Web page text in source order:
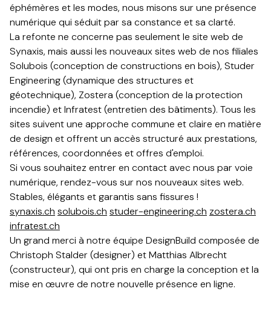
éphémères et les modes, nous misons sur une présence
numérique qui séduit par sa constance et sa clarté.​​​​‌ ‍ ​‍​‍‌‍ ‌ ​‍‌‍‍‌‌‍‌ ‌‍‍‌‌‍ ‍​‍​‍​ ‍‍​‍​‍‌ ​ ‌‍​‌‌‍ ‍‌‍‍‌‌ ‌​‌ ‍‌​‍ ‍‌‍‍‌‌‍ ​‍​‍​‍ ​​‍​‍‌‍‍​‌ ​‍‌‍‌‌‌‍‌‍​‍​‍​ ‍‍​‍​‍‌‍‍​‌ ‌​‌ ‌​‌ ​​​ ‍‍​‍ ​‍ ‌‍ ​‌‍ ‌‍​ ‌‍​‌‌‍ ​‌‍‍​‌‍ ‌ ​ ‌ ‌​​ ‍‍​ ​ ​ ​ ​ ​ ​ ​ ​‍ ‌‍‍‌‌‍ ‍‌ ‌​‌‍‌‌‌‍ ‍‌ ‌​​‍ ‌‍‌‌‌‍‌​‌‍‍‌‌ ‌​​‍ ‌‍ ‌‌‍ ‌‍‌​‌‍‌‌​ ‌‌ ​​‌ ​‍‌‍‌‌‌ ​ ‌‍‌‌‌‍ ‍‌ ‌​‌‍​‌‌ ‌​‌‍‍‌‌‍ ‌‍ ‍​ ‍ ‌‍‍‌‌‍‌​​ ‌​ ‌​‌‍​‌​ ‌‍​ ​​​ ‌ ​ ​ ‌‍​ ‌‍​‌​‍ ‌‌‍​‍​ ‌​‌‍‌‌‌‍​ ​‍ ‌​ ‌​​ ‌‌‌‍‌​​ ​ ​‍ ‌​ ‍​​ ​‍​ ‌ ​ ​​​‍ ‌‌‍‌‌​ ​​​ ‍​‌‍‌‌‌‍‌‌‌‍​ ​ ‌​‌‍​‍​ ‌​​ ‌ ‌‍​‍‌‍‌​​ ‍ ‌ ‌​‌ ‍‌‌ ​​‌‍‌‌​ ‌‌‍ ‍‌‍‌‌‌ ‌ ‌ ​ ​ ‍ ‌ ​​‌‍​‌‌ ‌​‌‍‍​​ ‌‌ ​‍‌‍‍‌‌‍​ ‌‍‍​‌‌‌​‌‍‌‌‌ ‍​‌ ‌​​‍‌‌​ ‌‌‌​​‍‌‌ ‌‍‍ ‌‍‌‌‌ ‍‌​‍‌‌​ ​ ‌​‌​​‍‌‌​ ​ ‌​‌​​‍‌‌​ ​‍​ ​‍‌‍‌‍‌ ​‍​‍‌‌​ ​‍​ ​‍​‍‌‌​ ‌‌‌​‌​​‍ ‍‌ ‌‍‌‍​‌‌‍ ​‌ ‌‌‌‍‌‌​‍‌‌​ ‌‌‌​​‍‌‌ ‌‍‍ ‌‍‌‌‌ ‍‌​‍‌‌​ ​ ‌​‌​​‍‌‌​ ​ ‌​‌​​‍‌‌​ ​‍​ ​‍​ ​​​ ‍​​ ​‍‌‍​‍​ ‌‍​ ‌‌‌‍​ ‌‍‌​​ ‍‌‌‍‌‍​ ‍​​ ‌​​‍‌‌​ ​‍​ ​‍​‍‌‌​ ‌‌‌​‌​​‍ ‍‌‍​ ‌‍‍​‌‍‍‌‌‍ ​‌‍‌​‌ ​‍‌‍‌‌‌‍ ‍​‍‌‌​ ‌‌‌​​‍‌‌ ‌‍‍ ‌‍‌‌‌ ‍‌​‍‌‌​ ​ ‌​‌​​‍‌‌​ ​ ‌​‌​​‍‌‌​ ​‍​ ​‍​ ​‍​ ‌‍​ ‌‍​ ‍​​ ‍​‌‍​‍​ ‌‌​ ‍​‌‍‌‌​ ‌​‌‍‌‍​ ‍​​‍‌‌​ ​‍​ ​‍​‍‌‌​ ‌‌‌​‌​​‍ ‍‌ ‌​‌‍‌‌‌ ‍​‌ ‌​​ ‌‍​‍‌‍​‌‌ ​ ‌‍‌‌‌‌‌‌‌ ​‍‌‍ ​​ ‌‌‍‍​‌ ‌​‌ ‌​‌ ​​​‍‌‌​ ​ ‌​​‌​‍‌‌​ ​‍‌​‌‍​‍‌‌​ ​‍‌​‌‍‌‍ ​‌‍ ‌‍​ ‌‍​‌‌‍ ​‌‍‍​‌‍ ‌ ​ ‌ ‌​​‍‌‌​ ​ ‌​​‌​ ​ ​ ​ ​ ​ ​ ​ ​‍‌‍‌‍‍‌‌‍‌​​ ‌​ ‌​‌‍​‌​ ‌‍​ ​​​ ‌ ​ ​ ‌‍​ ‌‍​‌​‍ ‌‌‍​‍​ ‌​‌‍‌‌‌‍​ ​‍ ‌​ ‌​​ ‌‌‌‍‌​​ ​ ​‍ ‌​ ‍​​ ​‍​ ‌ ​ ​​​‍ ‌‌‍‌‌​ ​​​ ‍​‌‍‌‌‌‍‌‌‌‍​ ​ ‌​‌‍​‍​ ‌​​ ‌ ‌‍​‍‌‍‌​​‍‌‍‌ ‌​‌ ‍‌‌ ​​‌‍‌‌​ ‌‌‍ ‍‌‍‌‌‌ ‌ ‌ ​ ​‍‌‍‌ ​​‌‍​‌‌ ‌​‌‍‍​​ ‌‌ ​‍‌‍‍‌‌‍​ ‌‍‍​‌‌‌​‌‍‌‌‌ ‍​‌ ‌​​‍‌‌​ ‌‌‌​​‍‌‌ ‌‍‍ ‌‍‌‌‌ ‍‌​‍‌‌​ ​ ‌​‌​​‍‌‌​ ​ ‌​‌​​‍‌‌​ ​‍​ ​‍‌‍‌‍‌ ​‍​‍‌‌​ ​‍​ ​‍​‍‌‌​ ‌‌‌​‌​​‍ ‍‌ ‌‍‌‍​‌‌‍ ​‌ ‌‌‌‍‌‌​‍‌‌​ ‌‌‌​​‍‌‌ ‌‍‍ ‌‍‌‌‌ ‍‌​‍‌‌​ ​ ‌​‌​​‍‌‌​ ​ ‌​‌​​‍‌‌​ ​‍​ ​‍​ ​​​ ‍​​ ​‍‌‍​‍​ ‌‍​ ‌‌‌‍​ ‌‍‌​​ ‍‌‌‍‌‍​ ‍​​ ‌​​‍‌‌​ ​‍​ ​‍​‍‌‌​ ‌‌‌​‌​​‍ ‍‌‍​ ‌‍‍​‌‍‍‌‌‍ ​‌‍‌​‌ ​‍‌‍‌‌‌‍ ‍​‍‌‌​ ‌‌‌​​‍‌‌ ‌‍‍ ‌‍‌‌‌ ‍‌​‍‌‌​ ​ ‌​‌​​‍‌‌​ ​ ‌​‌​​‍‌‌​ ​‍​ ​‍​ ​‍​ ‌‍​ ‌‍​ ‍​​ ‍​‌‍​‍​ ‌‌​ ‍​‌‍‌‌​ ‌​‌‍‌‍​ ‍​​‍‌‌​ ​‍​ ​‍​‍‌‌​ ‌‌‌​‌​​‍ ‍‌ ‌​‌‍‌‌‌ ‍​‌ ‌​​‍‌‍‌ ​​‌‍‌‌‌ ​‍‌ ​ ‌ ​​‌‍‌‌‌‍​ ‌ ‌​‌‍‍‌‌ ‌‍‌‍‌‌​ ‌‌ ​​‌ ‌‌‌‍​‍‌‍ ​‌‍‍‌‌ ​ ‌‍‍​‌‍‌‌‌‍‌​​‍​‍‌ ‌
La refonte ne concerne pas seulement le site web de
Synaxis, mais aussi les nouveaux sites web de nos filiales
Solubois (conception de constructions en bois), Studer
Engineering (dynamique des structures et
géotechnique), Zostera (conception de la protection
incendie) et Infratest (entretien des bâtiments). Tous les
sites suivent une approche commune et claire en matière
de design et offrent un accès structuré aux prestations,
références, coordonnées et offres d'emploi.​​​​‌ ‍ ​‍​‍‌‍ ‌ ​‍‌‍‍‌‌‍‌ ‌‍‍‌‌‍ ‍​‍​‍​ ‍‍​‍​‍‌ ​ ‌‍​‌‌‍ ‍‌‍‍‌‌ ‌​‌ ‍‌​‍ ‍‌‍‍‌‌‍ ​‍​‍​‍ ​​‍​‍‌‍‍​‌ ​‍‌‍‌‌‌‍‌‍​‍​‍​ ‍‍​‍​‍‌‍‍​‌ ‌​‌ ‌​‌ ​​​ ‍‍​‍ ​‍ ‌‍ ​‌‍ ‌‍​ ‌‍​‌‌‍ ​‌‍‍​‌‍ ‌ ​ ‌ ‌​​ ‍‍​ ​ ​ ​ ​ ​ ​ ​ ​‍ ‌‍‍‌‌‍ ‍‌ ‌​‌‍‌‌‌‍ ‍‌ ‌​​‍ ‌‍‌‌‌‍‌​‌‍‍‌‌ ‌​​‍ ‌‍ ‌‌‍ ‌‍‌​‌‍‌‌​ ‌‌ ​​‌ ​‍‌‍‌‌‌ ​ ‌‍‌‌‌‍ ‍‌ ‌​‌‍​‌‌ ‌​‌‍‍‌‌‍ ‌‍ ‍​ ‍ ‌‍‍‌‌‍‌​​ ‌​ ‌​‌‍​‌​ ‌‍​ ​​​ ‌ ​ ​ ‌‍​ ‌‍​‌​‍ ‌‌‍​‍​ ‌​‌‍‌‌‌‍​ ​‍ ‌​ ‌​​ ‌‌‌‍‌​​ ​ ​‍ ‌​ ‍​​ ​‍​ ‌ ​ ​​​‍ ‌‌‍‌‌​ ​​​ ‍​‌‍‌‌‌‍‌‌‌‍​ ​ ‌​‌‍​‍​ ‌​​ ‌ ‌‍​‍‌‍‌​​ ‍ ‌ ‌​‌ ‍‌‌ ​​‌‍‌‌​ ‌‌‍ ‍‌‍‌‌‌ ‌ ‌ ​ ​ ‍ ‌ ​​‌‍​‌‌ ‌​‌‍‍​​ ‌‌ ​‍‌‍‍‌‌‍​ ‌‍‍​‌‌‌​‌‍‌‌‌ ‍​‌ ‌​​‍‌‌​ ‌‌‌​​‍‌‌ ‌‍‍ ‌‍‌‌‌ ‍‌​‍‌‌​ ​ ‌​‌​​‍‌‌​ ​ ‌​‌​​‍‌‌​ ​‍​ ​‍‌‍‌‍‌ ​‍​‍‌‌​ ​‍​ ​‍​‍‌‌​ ‌‌‌​‌​​‍ ‍‌ ‌‍‌‍​‌‌‍ ​‌ ‌‌‌‍‌‌​‍‌‌​ ‌‌‌​​‍‌‌ ‌‍‍ ‌‍‌‌‌ ‍‌​‍‌‌​ ​ ‌​‌​​‍‌‌​ ​ ‌​‌​​‍‌‌​ ​‍​ ​‍‌‍​‌‌‍‌‍​ ​‍‌‍‌‌​ ‌‍​ ​‍​ ‍​​ ‍‌​ ​‌​ ‌ ​ ​‍‌‍​‌​‍‌‌​ ​‍​ ​‍​‍‌‌​ ‌‌‌​‌​​‍ ‍‌‍​ ‌‍‍​‌‍‍‌‌‍ ​‌‍‌​‌ ​‍‌‍‌‌‌‍ ‍​‍‌‌​ ‌‌‌​​‍‌‌ ‌‍‍ ‌‍‌‌‌ ‍‌​‍‌‌​ ​ ‌​‌​​‍‌‌​ ​ ‌​‌​​‍‌‌​ ​‍​ ​‍‌‍‌​‌‍‌‌​ ‍‌‌‍​ ​ ‌ ​ ​​​ ‍​‌‍‌​​ ‌‌​ ‌​​ ​ ​ ‍​​‍‌‌​ ​‍​ ​‍​‍‌‌​ ‌‌‌​‌​​‍ ‍‌ ‌​‌‍‌‌‌ ‍​‌ ‌​​ ‌‍​‍‌‍​‌‌ ​ ‌‍‌‌‌‌‌‌‌ ​‍‌‍ ​​ ‌‌‍‍​‌ ‌​‌ ‌​‌ ​​​‍‌‌​ ​ ‌​​‌​‍‌‌​ ​‍‌​‌‍​‍‌‌​ ​‍‌​‌‍‌‍ ​‌‍ ‌‍​ ‌‍​‌‌‍ ​‌‍‍​‌‍ ‌ ​ ‌ ‌​​‍‌‌​ ​ ‌​​‌​ ​ ​ ​ ​ ​ ​ ​ ​‍‌‍‌‍‍‌‌‍‌​​ ‌​ ‌​‌‍​‌​ ‌‍​ ​​​ ‌ ​ ​ ‌‍​ ‌‍​‌​‍ ‌‌‍​‍​ ‌​‌‍‌‌‌‍​ ​‍ ‌​ ‌​​ ‌‌‌‍‌​​ ​ ​‍ ‌​ ‍​​ ​‍​ ‌ ​ ​​​‍ ‌‌‍‌‌​ ​​​ ‍​‌‍‌‌‌‍‌‌‌‍​ ​ ‌​‌‍​‍​ ‌​​ ‌ ‌‍​‍‌‍‌​​‍‌‍‌ ‌​‌ ‍‌‌ ​​‌‍‌‌​ ‌‌‍ ‍‌‍‌‌‌ ‌ ‌ ​ ​‍‌‍‌ ​​‌‍​‌‌ ‌​‌‍‍​​ ‌‌ ​‍‌‍‍‌‌‍​ ‌‍‍​‌‌‌​‌‍‌‌‌ ‍​‌ ‌​​‍‌‌​ ‌‌‌​​‍‌‌ ‌‍‍ ‌‍‌‌‌ ‍‌​‍‌‌​ ​ ‌​‌​​‍‌‌​ ​ ‌​‌​​‍‌‌​ ​‍​ ​‍‌‍‌‍‌ ​‍​‍‌‌​ ​‍​ ​‍​‍‌‌​ ‌‌‌​‌​​‍ ‍‌ ‌‍‌‍​‌‌‍ ​‌ ‌‌‌‍‌‌​‍‌‌​ ‌‌‌​​‍‌‌ ‌‍‍ ‌‍‌‌‌ ‍‌​‍‌‌​ ​ ‌​‌​​‍‌‌​ ​ ‌​‌​​‍‌‌​ ​‍​ ​‍‌‍​‌‌‍‌‍​ ​‍‌‍‌‌​ ‌‍​ ​‍​ ‍​​ ‍‌​ ​‌​ ‌ ​ ​‍‌‍​‌​‍‌‌​ ​‍​ ​‍​‍‌‌​ ‌‌‌​‌​​‍ ‍‌‍​ ‌‍‍​‌‍‍‌‌‍ ​‌‍‌​‌ ​‍‌‍‌‌‌‍ ‍​‍‌‌​ ‌‌‌​​‍‌‌ ‌‍‍ ‌‍‌‌‌ ‍‌​‍‌‌​ ​ ‌​‌​​‍‌‌​ ​ ‌​‌​​‍‌‌​ ​‍​ ​‍‌‍‌​‌‍‌‌​ ‍‌‌‍​ ​ ‌ ​ ​​​ ‍​‌‍‌​​ ‌‌​ ‌​​ ​ ​ ‍​​‍‌‌​ ​‍​ ​‍​‍‌‌​ ‌‌‌​‌​​‍ ‍‌ ‌​‌‍‌‌‌ ‍​‌ ‌​​‍‌‍‌ ​​‌‍‌‌‌ ​‍‌ ​ ‌ ​​‌‍‌‌‌‍​ ‌ ‌​‌‍‍‌‌ ‌‍‌‍‌‌​ ‌‌ ​​‌ ‌‌‌‍​‍‌‍ ​‌‍‍‌‌ ​ ‌‍‍​‌‍‌‌‌‍‌​​‍​‍‌ ‌
Si vous souhaitez entrer en contact avec nous par voie
numérique, rendez-vous sur nos nouveaux sites web.
Stables, élégants et garantis sans fissures !‌‍​​​​‌ ‍ ​‍​‍‌‍ ‌ ​‍‌‍‍‌‌‍‌ ‌‍‍‌‌‍ ‍​‍​‍​ ‍‍​‍​‍‌ ​ ‌‍​‌‌‍ ‍‌‍‍‌‌ ‌​‌ ‍‌​‍ ‍‌‍‍‌‌‍ ​‍​‍​‍ ​​‍​‍‌‍‍​‌ ​‍‌‍‌‌‌‍‌‍​‍​‍​ ‍‍​‍​‍‌‍‍​‌ ‌​‌ ‌​‌ ​​​ ‍‍​‍ ​‍ ‌‍ ​‌‍ ‌‍​ ‌‍​‌‌‍ ​‌‍‍​‌‍ ‌ ​ ‌ ‌​​ ‍‍​ ​ ​ ​ ​ ​ ​ ​ ​‍ ‌‍‍‌‌‍ ‍‌ ‌​‌‍‌‌‌‍ ‍‌ ‌​​‍ ‌‍‌‌‌‍‌​‌‍‍‌‌ ‌​​‍ ‌‍ ‌‌‍ ‌‍‌​‌‍‌‌​ ‌‌ ​​‌ ​‍‌‍‌‌‌ ​ ‌‍‌‌‌‍ ‍‌ ‌​‌‍​‌‌ ‌​‌‍‍‌‌‍ ‌‍ ‍​ ‍ ‌‍‍‌‌‍‌​​ ‌​ ‌​‌‍​‌​ ‌‍​ ​​​ ‌ ​ ​ ‌‍​ ‌‍​‌​‍ ‌‌‍​‍​ ‌​‌‍‌‌‌‍​ ​‍ ‌​ ‌​​ ‌‌‌‍‌​​ ​ ​‍ ‌​ ‍​​ ​‍​ ‌ ​ ​​​‍ ‌‌‍‌‌​ ​​​ ‍​‌‍‌‌‌‍‌‌‌‍​ ​ ‌​‌‍​‍​ ‌​​ ‌ ‌‍​‍‌‍‌​​ ‍ ‌ ‌​‌ ‍‌‌ ​​‌‍‌‌​ ‌‌‍ ‍‌‍‌‌‌ ‌ ‌ ​ ​ ‍ ‌ ​​‌‍​‌‌ ‌​‌‍‍​​ ‌‌ ​‍‌‍‍‌‌‍​ ‌‍‍​‌‌‌​‌‍‌‌‌ ‍​‌ ‌​​‍‌‌​ ‌‌‌​​‍‌‌ ‌‍‍ ‌‍‌‌‌ ‍‌​‍‌‌​ ​ ‌​‌​​‍‌‌​ ​ ‌​‌​​‍‌‌​ ​‍​ ​‍‌‍‌‍‌ ​‍​‍‌‌​ ​‍​ ​‍​‍‌‌​ ‌‌‌​‌​​‍ ‍‌ ‌‍‌‍​‌‌‍ ​‌ ‌‌‌‍‌‌​‍‌‌​ ‌‌‌​​‍‌‌ ‌‍‍ ‌‍‌‌‌ ‍‌​‍‌‌​ ​ ‌​‌​​‍‌‌​ ​ ‌​‌​​‍‌‌​ ​‍​ ​‍​ ‍‌​ ‌‍​ ​ ​ ‍‌‌‍‌​‌‍‌‍​ ​‌‌‍​ ‌‍​‍​ ​‌‌‍​‌​ ‍​​‍‌‌​ ​‍​ ​‍​‍‌‌​ ‌‌‌​‌​​‍ ‍‌‍​ ‌‍‍​‌‍‍‌‌‍ ​‌‍‌​‌ ​‍‌‍‌‌‌‍ ‍​‍‌‌​ ‌‌‌​​‍‌‌ ‌‍‍ ‌‍‌‌‌ ‍‌​‍‌‌​ ​ ‌​‌​​‍‌‌​ ​ ‌​‌​​‍‌‌​ ​‍​ ​‍​ ​ ​ ​​​ ‍​​ ‌‌‌‍​‍​ ​​‌‍​‌​ ‌‌​ ‌​​ ​ ​ ​‍‌‍‌​​‍‌‌​ ​‍​ ​‍​‍‌‌​ ‌‌‌​‌​​‍ ‍‌ ‌​‌‍‌‌‌ ‍​‌ ‌​​ ‌‍​‍‌‍​‌‌ ​ ‌‍‌‌‌‌‌‌‌ ​‍‌‍ ​​ ‌‌‍‍​‌ ‌​‌ ‌​‌ ​​​‍‌‌​ ​ ‌​​‌​‍‌‌​ ​‍‌​‌‍​‍‌‌​ ​‍‌​‌‍‌‍ ​‌‍ ‌‍​ ‌‍​‌‌‍ ​‌‍‍​‌‍ ‌ ​ ‌ ‌​​‍‌‌​ ​ ‌​​‌​ ​ ​ ​ ​ ​ ​ ​ ​‍‌‍‌‍‍‌‌‍‌​​ ‌​ ‌​‌‍​‌​ ‌‍​ ​​​ ‌ ​ ​ ‌‍​ ‌‍​‌​‍ ‌‌‍​‍​ ‌​‌‍‌‌‌‍​ ​‍ ‌​ ‌​​ ‌‌‌‍‌​​ ​ ​‍ ‌​ ‍​​ ​‍​ ‌ ​ ​​​‍ ‌‌‍‌‌​ ​​​ ‍​‌‍‌‌‌‍‌‌‌‍​ ​ ‌​‌‍​‍​ ‌​​ ‌ ‌‍​‍‌‍‌​​‍‌‍‌ ‌​‌ ‍‌‌ ​​‌‍‌‌​ ‌‌‍ ‍‌‍‌‌‌ ‌ ‌ ​ ​‍‌‍‌ ​​‌‍​‌‌ ‌​‌‍‍​​ ‌‌ ​‍‌‍‍‌‌‍​ ‌‍‍​‌‌‌​‌‍‌‌‌ ‍​‌ ‌​​‍‌‌​ ‌‌‌​​‍‌‌ ‌‍‍ ‌‍‌‌‌ ‍‌​‍‌‌​ ​ ‌​‌​​‍‌‌​ ​ ‌​‌​​‍‌‌​ ​‍​ ​‍‌‍‌‍‌ ​‍​‍‌‌​ ​‍​ ​‍​‍‌‌​ ‌‌‌​‌​​‍ ‍‌ ‌‍‌‍​‌‌‍ ​‌ ‌‌‌‍‌‌​‍‌‌​ ‌‌‌​​‍‌‌ ‌‍‍ ‌‍‌‌‌ ‍‌​‍‌‌​ ​ ‌​‌​​‍‌‌​ ​ ‌​‌​​‍‌‌​ ​‍​ ​‍​ ‍‌​ ‌‍​ ​ ​ ‍‌‌‍‌​‌‍‌‍​ ​‌‌‍​ ‌‍​‍​ ​‌‌‍​‌​ ‍​​‍‌‌​ ​‍​ ​‍​‍‌‌​ ‌‌‌​‌​​‍ ‍‌‍​ ‌‍‍​‌‍‍‌‌‍ ​‌‍‌​‌ ​‍‌‍‌‌‌‍ ‍​‍‌‌​ ‌‌‌​​‍‌‌ ‌‍‍ ‌‍‌‌‌ ‍‌​‍‌‌​ ​ ‌​‌​​‍‌‌​ ​ ‌​‌​​‍‌‌​ ​‍​ ​‍​ ​ ​ ​​​ ‍​​ ‌‌‌‍​‍​ ​​‌‍​‌​ ‌‌​ ‌​​ ​ ​ ​‍‌‍‌​​‍‌‌​ ​‍​ ​‍​‍‌‌​ ‌‌‌​‌​​‍ ‍‌ ‌​‌‍‌‌‌ ‍​‌ ‌​​‍‌‍‌ ​​‌‍‌‌‌ ​‍‌ ​ ‌ ​​‌‍‌‌‌‍​ ‌ ‌​‌‍‍‌‌ ‌‍‌‍‌‌​ ‌‌ ​​‌ ‌‌‌‍​‍‌‍ ​‌‍‍‌‌ ​ ‌‍‍​‌‍‌‌‌‍‌​​‍​‍‌ ‌
synaxis.ch​​​​‌ ‍ ​‍​‍‌‍ ‌ ​‍‌‍‍‌‌‍‌ ‌‍‍‌‌‍ ‍​‍​‍​ ‍‍​‍​‍‌ ​ ‌‍​‌‌‍ ‍‌‍‍‌‌ ‌​‌ ‍‌​‍ ‍‌‍‍‌‌‍ ​‍​‍​‍ ​​‍​‍‌‍‍​‌ ​‍‌‍‌‌‌‍‌‍​‍​‍​ ‍‍​‍​‍‌‍‍​‌ ‌​‌ ‌​‌ ​​​ ‍‍​‍ ​‍ ‌‍ ​‌‍ ‌‍​ ‌‍​‌‌‍ ​‌‍‍​‌‍ ‌ ​ ‌ ‌​​ ‍‍​ ​ ​ ​ ​ ​ ​ ​ ​‍ ‌‍‍‌‌‍ ‍‌ ‌​‌‍‌‌‌‍ ‍‌ ‌​​‍ ‌‍‌‌‌‍‌​‌‍‍‌‌ ‌​​‍ ‌‍ ‌‌‍ ‌‍‌​‌‍‌‌​ ‌‌ ​​‌ ​‍‌‍‌‌‌ ​ ‌‍‌‌‌‍ ‍‌ ‌​‌‍​‌‌ ‌​‌‍‍‌‌‍ ‌‍ ‍​ ‍ ‌‍‍‌‌‍‌​​ ‌​ ‌​‌‍​‌​ ‌‍​ ​​​ ‌ ​ ​ ‌‍​ ‌‍​‌​‍ ‌‌‍​‍​ ‌​‌‍‌‌‌‍​ ​‍ ‌​ ‌​​ ‌‌‌‍‌​​ ​ ​‍ ‌​ ‍​​ ​‍​ ‌ ​ ​​​‍ ‌‌‍‌‌​ ​​​ ‍​‌‍‌‌‌‍‌‌‌‍​ ​ ‌​‌‍​‍​ ‌​​ ‌ ‌‍​‍‌‍‌​​ ‍ ‌ ‌​‌ ‍‌‌ ​​‌‍‌‌​ ‌‌‍ ‍‌‍‌‌‌ ‌ ‌ ​ ​ ‍ ‌ ​​‌‍​‌‌ ‌​‌‍‍​​ ‌‌ ​‍‌‍‍‌‌‍​ ‌‍‍​‌‌‌​‌‍‌‌‌ ‍​‌ ‌​​‍‌‌​ ‌‌‌​​‍‌‌ ‌‍‍ ‌‍‌‌‌ ‍‌​‍‌‌​ ​ ‌​‌​​‍‌‌​ ​ ‌​‌​​‍‌‌​ ​‍​ ​‍‌‍‌‍‌ ​‍​‍‌‌​ ​‍​ ​‍​‍‌‌​ ‌‌‌​‌​​‍ ‍‌ ‌‍‌‍​‌‌‍ ​‌ ‌‌‌‍‌‌​‍‌‌​ ‌‌‌​​‍‌‌ ‌‍‍ ‌‍‌‌‌ ‍‌​‍‌‌​ ​ ‌​‌​​‍‌‌​ ​ ‌​‌​​‍‌‌​ ​‍​ ​‍​ ​ ​ ​‍​ ​‍​ ​ ​ ​‌‌‍‌‌​ ‌‌​ ‍‌​ ‌‍​ ‌ ​ ​​‌‍‌‍​‍‌‌​ ​‍​ ​‍​‍‌‌​ ‌‌‌​‌​​‍ ‍‌‍​ ‌‍‍​‌‍‍‌‌‍ ​‌‍‌​‌ ​‍‌‍‌‌‌‍ ‍​‍‌‌​ ‌‌‌​​‍‌‌ ‌‍‍ ‌‍‌‌‌ ‍‌​‍‌‌​ ​ ‌​‌​​‍‌‌​ ​ ‌​‌​​‍‌‌​ ​‍​ ​‍​ ​​​ ‌‌​ ‌‍​ ​ ‌‍‌‌‌‍‌‌​ ​‍​ ‌​​ ​​​ ‍​​ ​ ​ ‌ ​‍‌‌​ ​‍​ ​‍​‍‌‌​ ‌‌‌​‌​​‍ ‍‌ ‌​‌‍‌‌‌ ‍​‌ ‌​​ ‌‍​‍‌‍​‌‌ ​ ‌‍‌‌‌‌‌‌‌ ​‍‌‍ ​​ ‌‌‍‍​‌ ‌​‌ ‌​‌ ​​​‍‌‌​ ​ ‌​​‌​‍‌‌​ ​‍‌​‌‍​‍‌‌​ ​‍‌​‌‍‌‍ ​‌‍ ‌‍​ ‌‍​‌‌‍ ​‌‍‍​‌‍ ‌ ​ ‌ ‌​​‍‌‌​ ​ ‌​​‌​ ​ ​ ​ ​ ​ ​ ​ ​‍‌‍‌‍‍‌‌‍‌​​ ‌​ ‌​‌‍​‌​ ‌‍​ ​​​ ‌ ​ ​ ‌‍​ ‌‍​‌​‍ ‌‌‍​‍​ ‌​‌‍‌‌‌‍​ ​‍ ‌​ ‌​​ ‌‌‌‍‌​​ ​ ​‍ ‌​ ‍​​ ​‍​ ‌ ​ ​​​‍ ‌‌‍‌‌​ ​​​ ‍​‌‍‌‌‌‍‌‌‌‍​ ​ ‌​‌‍​‍​ ‌​​ ‌ ‌‍​‍‌‍‌​​‍‌‍‌ ‌​‌ ‍‌‌ ​​‌‍‌‌​ ‌‌‍ ‍‌‍‌‌‌ ‌ ‌ ​ ​‍‌‍‌ ​​‌‍​‌‌ ‌​‌‍‍​​ ‌‌ ​‍‌‍‍‌‌‍​ ‌‍‍​‌‌‌​‌‍‌‌‌ ‍​‌ ‌​​‍‌‌​ ‌‌‌​​‍‌‌ ‌‍‍ ‌‍‌‌‌ ‍‌​‍‌‌​ ​ ‌​‌​​‍‌‌​ ​ ‌​‌​​‍‌‌​ ​‍​ ​‍‌‍‌‍‌ ​‍​‍‌‌​ ​‍​ ​‍​‍‌‌​ ‌‌‌​‌​​‍ ‍‌ ‌‍‌‍​‌‌‍ ​‌ ‌‌‌‍‌‌​‍‌‌​ ‌‌‌​​‍‌‌ ‌‍‍ ‌‍‌‌‌ ‍‌​‍‌‌​ ​ ‌​‌​​‍‌‌​ ​ ‌​‌​​‍‌‌​ ​‍​ ​‍​ ​ ​ ​‍​ ​‍​ ​ ​ ​‌‌‍‌‌​ ‌‌​ ‍‌​ ‌‍​ ‌ ​ ​​‌‍‌‍​‍‌‌​ ​‍​ ​‍​‍‌‌​ ‌‌‌​‌​​‍ ‍‌‍​ ‌‍‍​‌‍‍‌‌‍ ​‌‍‌​‌ ​‍‌‍‌‌‌‍ ‍​‍‌‌​ ‌‌‌​​‍‌‌ ‌‍‍ ‌‍‌‌‌ ‍‌​‍‌‌​ ​ ‌​‌​​‍‌‌​ ​ ‌​‌​​‍‌‌​ ​‍​ ​‍​ ​​​ ‌‌​ ‌‍​ ​ ‌‍‌‌‌‍‌‌​ ​‍​ ‌​​ ​​​ ‍​​ ​ ​ ‌ ​‍‌‌​ ​‍​ ​‍​‍‌‌​ ‌‌‌​‌​​‍ ‍‌ ‌​‌‍‌‌‌ ‍​‌ ‌​​‍‌‍‌ ​​‌‍‌‌‌ ​‍‌ ​ ‌ ​​‌‍‌‌‌‍​ ‌ ‌​‌‍‍‌‌ ‌‍‌‍‌‌​ ‌‌ ​​‌ ‌‌‌‍​‍‌‍ ​‌‍‍‌‌ ​ ‌‍‍​‌‍‌‌‌‍‌​​‍​‍‌ ‌ solubois.ch​​​​‌ ‍ ​‍​‍‌‍ ‌ ​‍‌‍‍‌‌‍‌ ‌‍‍‌‌‍ ‍​‍​‍​ ‍‍​‍​‍‌ ​ ‌‍​‌‌‍ ‍‌‍‍‌‌ ‌​‌ ‍‌​‍ ‍‌‍‍‌‌‍ ​‍​‍​‍ ​​‍​‍‌‍‍​‌ ​‍‌‍‌‌‌‍‌‍​‍​‍​ ‍‍​‍​‍‌‍‍​‌ ‌​‌ ‌​‌ ​​​ ‍‍​‍ ​‍ ‌‍ ​‌‍ ‌‍​ ‌‍​‌‌‍ ​‌‍‍​‌‍ ‌ ​ ‌ ‌​​ ‍‍​ ​ ​ ​ ​ ​ ​ ​ ​‍ ‌‍‍‌‌‍ ‍‌ ‌​‌‍‌‌‌‍ ‍‌ ‌​​‍ ‌‍‌‌‌‍‌​‌‍‍‌‌ ‌​​‍ ‌‍ ‌‌‍ ‌‍‌​‌‍‌‌​ ‌‌ ​​‌ ​‍‌‍‌‌‌ ​ ‌‍‌‌‌‍ ‍‌ ‌​‌‍​‌‌ ‌​‌‍‍‌‌‍ ‌‍ ‍​ ‍ ‌‍‍‌‌‍‌​​ ‌​ ‌​‌‍​‌​ ‌‍​ ​​​ ‌ ​ ​ ‌‍​ ‌‍​‌​‍ ‌‌‍​‍​ ‌​‌‍‌‌‌‍​ ​‍ ‌​ ‌​​ ‌‌‌‍‌​​ ​ ​‍ ‌​ ‍​​ ​‍​ ‌ ​ ​​​‍ ‌‌‍‌‌​ ​​​ ‍​‌‍‌‌‌‍‌‌‌‍​ ​ ‌​‌‍​‍​ ‌​​ ‌ ‌‍​‍‌‍‌​​ ‍ ‌ ‌​‌ ‍‌‌ ​​‌‍‌‌​ ‌‌‍ ‍‌‍‌‌‌ ‌ ‌ ​ ​ ‍ ‌ ​​‌‍​‌‌ ‌​‌‍‍​​ ‌‌ ​‍‌‍‍‌‌‍​ ‌‍‍​‌‌‌​‌‍‌‌‌ ‍​‌ ‌​​‍‌‌​ ‌‌‌​​‍‌‌ ‌‍‍ ‌‍‌‌‌ ‍‌​‍‌‌​ ​ ‌​‌​​‍‌‌​ ​ ‌​‌​​‍‌‌​ ​‍​ ​‍‌‍‌‍‌ ​‍​‍‌‌​ ​‍​ ​‍​‍‌‌​ ‌‌‌​‌​​‍ ‍‌ ‌‍‌‍​‌‌‍ ​‌ ‌‌‌‍‌‌​‍‌‌​ ‌‌‌​​‍‌‌ ‌‍‍ ‌‍‌‌‌ ‍‌​‍‌‌​ ​ ‌​‌​​‍‌‌​ ​ ‌​‌​​‍‌‌​ ​‍​ ​‍​ ​ ​ ​‍​ ​‍​ ​ ​ ​‌‌‍‌‌​ ‌‌​ ‍‌​ ‌‍​ ‌ ​ ​​‌‍‌‍​‍‌‌​ ​‍​ ​‍​‍‌‌​ ‌‌‌​‌​​‍ ‍‌‍​ ‌‍‍​‌‍‍‌‌‍ ​‌‍‌​‌ ​‍‌‍‌‌‌‍ ‍​‍‌‌​ ‌‌‌​​‍‌‌ ‌‍‍ ‌‍‌‌‌ ‍‌​‍‌‌​ ​ ‌​‌​​‍‌‌​ ​ ‌​‌​​‍‌‌​ ​‍​ ​‍‌‍​ ​ ‌‌‌‍‌‍‌‍​ ​ ‌​‌‍​‌​ ​ ​ ​‌‌‍​‌‌‍‌‌‌‍​‍​ ​‌​‍‌‌​ ​‍​ ​‍​‍‌‌​ ‌‌‌​‌​​‍ ‍‌ ‌​‌‍‌‌‌ ‍​‌ ‌​​ ‌‍​‍‌‍​‌‌ ​ ‌‍‌‌‌‌‌‌‌ ​‍‌‍ ​​ ‌‌‍‍​‌ ‌​‌ ‌​‌ ​​​‍‌‌​ ​ ‌​​‌​‍‌‌​ ​‍‌​‌‍​‍‌‌​ ​‍‌​‌‍‌‍ ​‌‍ ‌‍​ ‌‍​‌‌‍ ​‌‍‍​‌‍ ‌ ​ ‌ ‌​​‍‌‌​ ​ ‌​​‌​ ​ ​ ​ ​ ​ ​ ​ ​‍‌‍‌‍‍‌‌‍‌​​ ‌​ ‌​‌‍​‌​ ‌‍​ ​​​ ‌ ​ ​ ‌‍​ ‌‍​‌​‍ ‌‌‍​‍​ ‌​‌‍‌‌‌‍​ ​‍ ‌​ ‌​​ ‌‌‌‍‌​​ ​ ​‍ ‌​ ‍​​ ​‍​ ‌ ​ ​​​‍ ‌‌‍‌‌​ ​​​ ‍​‌‍‌‌‌‍‌‌‌‍​ ​ ‌​‌‍​‍​ ‌​​ ‌ ‌‍​‍‌‍‌​​‍‌‍‌ ‌​‌ ‍‌‌ ​​‌‍‌‌​ ‌‌‍ ‍‌‍‌‌‌ ‌ ‌ ​ ​‍‌‍‌ ​​‌‍​‌‌ ‌​‌‍‍​​ ‌‌ ​‍‌‍‍‌‌‍​ ‌‍‍​‌‌‌​‌‍‌‌‌ ‍​‌ ‌​​‍‌‌​ ‌‌‌​​‍‌‌ ‌‍‍ ‌‍‌‌‌ ‍‌​‍‌‌​ ​ ‌​‌​​‍‌‌​ ​ ‌​‌​​‍‌‌​ ​‍​ ​‍‌‍‌‍‌ ​‍​‍‌‌​ ​‍​ ​‍​‍‌‌​ ‌‌‌​‌​​‍ ‍‌ ‌‍‌‍​‌‌‍ ​‌ ‌‌‌‍‌‌​‍‌‌​ ‌‌‌​​‍‌‌ ‌‍‍ ‌‍‌‌‌ ‍‌​‍‌‌​ ​ ‌​‌​​‍‌‌​ ​ ‌​‌​​‍‌‌​ ​‍​ ​‍​ ​ ​ ​‍​ ​‍​ ​ ​ ​‌‌‍‌‌​ ‌‌​ ‍‌​ ‌‍​ ‌ ​ ​​‌‍‌‍​‍‌‌​ ​‍​ ​‍​‍‌‌​ ‌‌‌​‌​​‍ ‍‌‍​ ‌‍‍​‌‍‍‌‌‍ ​‌‍‌​‌ ​‍‌‍‌‌‌‍ ‍​‍‌‌​ ‌‌‌​​‍‌‌ ‌‍‍ ‌‍‌‌‌ ‍‌​‍‌‌​ ​ ‌​‌​​‍‌‌​ ​ ‌​‌​​‍‌‌​ ​‍​ ​‍‌‍​ ​ ‌‌‌‍‌‍‌‍​ ​ ‌​‌‍​‌​ ​ ​ ​‌‌‍​‌‌‍‌‌‌‍​‍​ ​‌​‍‌‌​ ​‍​ ​‍​‍‌‌​ ‌‌‌​‌​​‍ ‍‌ ‌​‌‍‌‌‌ ‍​‌ ‌​​‍‌‍‌ ​​‌‍‌‌‌ ​‍‌ ​ ‌ ​​‌‍‌‌‌‍​ ‌ ‌​‌‍‍‌‌ ‌‍‌‍‌‌​ ‌‌ ​​‌ ‌‌‌‍​‍‌‍ ​‌‍‍‌‌ ​ ‌‍‍​‌‍‌‌‌‍‌​​‍​‍‌ ‌ studer-engineering.ch​​​​‌ ‍ ​‍​‍‌‍ ‌ ​‍‌‍‍‌‌‍‌ ‌‍‍‌‌‍ ‍​‍​‍​ ‍‍​‍​‍‌ ​ ‌‍​‌‌‍ ‍‌‍‍‌‌ ‌​‌ ‍‌​‍ ‍‌‍‍‌‌‍ ​‍​‍​‍ ​​‍​‍‌‍‍​‌ ​‍‌‍‌‌‌‍‌‍​‍​‍​ ‍‍​‍​‍‌‍‍​‌ ‌​‌ ‌​‌ ​​​ ‍‍​‍ ​‍ ‌‍ ​‌‍ ‌‍​ ‌‍​‌‌‍ ​‌‍‍​‌‍ ‌ ​ ‌ ‌​​ ‍‍​ ​ ​ ​ ​ ​ ​ ​ ​‍ ‌‍‍‌‌‍ ‍‌ ‌​‌‍‌‌‌‍ ‍‌ ‌​​‍ ‌‍‌‌‌‍‌​‌‍‍‌‌ ‌​​‍ ‌‍ ‌‌‍ ‌‍‌​‌‍‌‌​ ‌‌ ​​‌ ​‍‌‍‌‌‌ ​ ‌‍‌‌‌‍ ‍‌ ‌​‌‍​‌‌ ‌​‌‍‍‌‌‍ ‌‍ ‍​ ‍ ‌‍‍‌‌‍‌​​ ‌​ ‌​‌‍​‌​ ‌‍​ ​​​ ‌ ​ ​ ‌‍​ ‌‍​‌​‍ ‌‌‍​‍​ ‌​‌‍‌‌‌‍​ ​‍ ‌​ ‌​​ ‌‌‌‍‌​​ ​ ​‍ ‌​ ‍​​ ​‍​ ‌ ​ ​​​‍ ‌‌‍‌‌​ ​​​ ‍​‌‍‌‌‌‍‌‌‌‍​ ​ ‌​‌‍​‍​ ‌​​ ‌ ‌‍​‍‌‍‌​​ ‍ ‌ ‌​‌ ‍‌‌ ​​‌‍‌‌​ ‌‌‍ ‍‌‍‌‌‌ ‌ ‌ ​ ​ ‍ ‌ ​​‌‍​‌‌ ‌​‌‍‍​​ ‌‌ ​‍‌‍‍‌‌‍​ ‌‍‍​‌‌‌​‌‍‌‌‌ ‍​‌ ‌​​‍‌‌​ ‌‌‌​​‍‌‌ ‌‍‍ ‌‍‌‌‌ ‍‌​‍‌‌​ ​ ‌​‌​​‍‌‌​ ​ ‌​‌​​‍‌‌​ ​‍​ ​‍‌‍‌‍‌ ​‍​‍‌‌​ ​‍​ ​‍​‍‌‌​ ‌‌‌​‌​​‍ ‍‌ ‌‍‌‍​‌‌‍ ​‌ ‌‌‌‍‌‌​‍‌‌​ ‌‌‌​​‍‌‌ ‌‍‍ ‌‍‌‌‌ ‍‌​‍‌‌​ ​ ‌​‌​​‍‌‌​ ​ ‌​‌​​‍‌‌​ ​‍​ ​‍​ ​ ​ ​‍​ ​‍​ ​ ​ ​‌‌‍‌‌​ ‌‌​ ‍‌​ ‌‍​ ‌ ​ ​​‌‍‌‍​‍‌‌​ ​‍​ ​‍​‍‌‌​ ‌‌‌​‌​​‍ ‍‌‍​ ‌‍‍​‌‍‍‌‌‍ ​‌‍‌​‌ ​‍‌‍‌‌‌‍ ‍​‍‌‌​ ‌‌‌​​‍‌‌ ‌‍‍ ‌‍‌‌‌ ‍‌​‍‌‌​ ​ ‌​‌​​‍‌‌​ ​ ‌​‌​​‍‌‌​ ​‍​ ​‍​ ‍​​ ‌‌​ ​‌​ ‍​​ ‍‌​ ​‌‌‍​‍​ ​​‌‍​‍‌‍​ ​ ‍‌​ ‌‍​‍‌‌​ ​‍​ ​‍​‍‌‌​ ‌‌‌​‌​​‍ ‍‌ ‌​‌‍‌‌‌ ‍​‌ ‌​​ ‌‍​‍‌‍​‌‌ ​ ‌‍‌‌‌‌‌‌‌ ​‍‌‍ ​​ ‌‌‍‍​‌ ‌​‌ ‌​‌ ​​​‍‌‌​ ​ ‌​​‌​‍‌‌​ ​‍‌​‌‍​‍‌‌​ ​‍‌​‌‍‌‍ ​‌‍ ‌‍​ ‌‍​‌‌‍ ​‌‍‍​‌‍ ‌ ​ ‌ ‌​​‍‌‌​ ​ ‌​​‌​ ​ ​ ​ ​ ​ ​ ​ ​‍‌‍‌‍‍‌‌‍‌​​ ‌​ ‌​‌‍​‌​ ‌‍​ ​​​ ‌ ​ ​ ‌‍​ ‌‍​‌​‍ ‌‌‍​‍​ ‌​‌‍‌‌‌‍​ ​‍ ‌​ ‌​​ ‌‌‌‍‌​​ ​ ​‍ ‌​ ‍​​ ​‍​ ‌ ​ ​​​‍ ‌‌‍‌‌​ ​​​ ‍​‌‍‌‌‌‍‌‌‌‍​ ​ ‌​‌‍​‍​ ‌​​ ‌ ‌‍​‍‌‍‌​​‍‌‍‌ ‌​‌ ‍‌‌ ​​‌‍‌‌​ ‌‌‍ ‍‌‍‌‌‌ ‌ ‌ ​ ​‍‌‍‌ ​​‌‍​‌‌ ‌​‌‍‍​​ ‌‌ ​‍‌‍‍‌‌‍​ ‌‍‍​‌‌‌​‌‍‌‌‌ ‍​‌ ‌​​‍‌‌​ ‌‌‌​​‍‌‌ ‌‍‍ ‌‍‌‌‌ ‍‌​‍‌‌​ ​ ‌​‌​​‍‌‌​ ​ ‌​‌​​‍‌‌​ ​‍​ ​‍‌‍‌‍‌ ​‍​‍‌‌​ ​‍​ ​‍​‍‌‌​ ‌‌‌​‌​​‍ ‍‌ ‌‍‌‍​‌‌‍ ​‌ ‌‌‌‍‌‌​‍‌‌​ ‌‌‌​​‍‌‌ ‌‍‍ ‌‍‌‌‌ ‍‌​‍‌‌​ ​ ‌​‌​​‍‌‌​ ​ ‌​‌​​‍‌‌​ ​‍​ ​‍​ ​ ​ ​‍​ ​‍​ ​ ​ ​‌‌‍‌‌​ ‌‌​ ‍‌​ ‌‍​ ‌ ​ ​​‌‍‌‍​‍‌‌​ ​‍​ ​‍​‍‌‌​ ‌‌‌​‌​​‍ ‍‌‍​ ‌‍‍​‌‍‍‌‌‍ ​‌‍‌​‌ ​‍‌‍‌‌‌‍ ‍​‍‌‌​ ‌‌‌​​‍‌‌ ‌‍‍ ‌‍‌‌‌ ‍‌​‍‌‌​ ​ ‌​‌​​‍‌‌​ ​ ‌​‌​​‍‌‌​ ​‍​ ​‍​ ‍​​ ‌‌​ ​‌​ ‍​​ ‍‌​ ​‌‌‍​‍​ ​​‌‍​‍‌‍​ ​ ‍‌​ ‌‍​‍‌‌​ ​‍​ ​‍​‍‌‌​ ‌‌‌​‌​​‍ ‍‌ ‌​‌‍‌‌‌ ‍​‌ ‌​​‍‌‍‌ ​​‌‍‌‌‌ ​‍‌ ​ ‌ ​​‌‍‌‌‌‍​ ‌ ‌​‌‍‍‌‌ ‌‍‌‍‌‌​ ‌‌ ​​‌ ‌‌‌‍​‍‌‍ ​‌‍‍‌‌ ​ ‌‍‍​‌‍‌‌‌‍‌​​‍​‍‌ ‌ zostera.ch​​​​‌ ‍ ​‍​‍‌‍ ‌ ​‍‌‍‍‌‌‍‌ ‌‍‍‌‌‍ ‍​‍​‍​ ‍‍​‍​‍‌ ​ ‌‍​‌‌‍ ‍‌‍‍‌‌ ‌​‌ ‍‌​‍ ‍‌‍‍‌‌‍ ​‍​‍​‍ ​​‍​‍‌‍‍​‌ ​‍‌‍‌‌‌‍‌‍​‍​‍​ ‍‍​‍​‍‌‍‍​‌ ‌​‌ ‌​‌ ​​​ ‍‍​‍ ​‍ ‌‍ ​‌‍ ‌‍​ ‌‍​‌‌‍ ​‌‍‍​‌‍ ‌ ​ ‌ ‌​​ ‍‍​ ​ ​ ​ ​ ​ ​ ​ ​‍ ‌‍‍‌‌‍ ‍‌ ‌​‌‍‌‌‌‍ ‍‌ ‌​​‍ ‌‍‌‌‌‍‌​‌‍‍‌‌ ‌​​‍ ‌‍ ‌‌‍ ‌‍‌​‌‍‌‌​ ‌‌ ​​‌ ​‍‌‍‌‌‌ ​ ‌‍‌‌‌‍ ‍‌ ‌​‌‍​‌‌ ‌​‌‍‍‌‌‍ ‌‍ ‍​ ‍ ‌‍‍‌‌‍‌​​ ‌​ ‌​‌‍​‌​ ‌‍​ ​​​ ‌ ​ ​ ‌‍​ ‌‍​‌​‍ ‌‌‍​‍​ ‌​‌‍‌‌‌‍​ ​‍ ‌​ ‌​​ ‌‌‌‍‌​​ ​ ​‍ ‌​ ‍​​ ​‍​ ‌ ​ ​​​‍ ‌‌‍‌‌​ ​​​ ‍​‌‍‌‌‌‍‌‌‌‍​ ​ ‌​‌‍​‍​ ‌​​ ‌ ‌‍​‍‌‍‌​​ ‍ ‌ ‌​‌ ‍‌‌ ​​‌‍‌‌​ ‌‌‍ ‍‌‍‌‌‌ ‌ ‌ ​ ​ ‍ ‌ ​​‌‍​‌‌ ‌​‌‍‍​​ ‌‌ ​‍‌‍‍‌‌‍​ ‌‍‍​‌‌‌​‌‍‌‌‌ ‍​‌ ‌​​‍‌‌​ ‌‌‌​​‍‌‌ ‌‍‍ ‌‍‌‌‌ ‍‌​‍‌‌​ ​ ‌​‌​​‍‌‌​ ​ ‌​‌​​‍‌‌​ ​‍​ ​‍‌‍‌‍‌ ​‍​‍‌‌​ ​‍​ ​‍​‍‌‌​ ‌‌‌​‌​​‍ ‍‌ ‌‍‌‍​‌‌‍ ​‌ ‌‌‌‍‌‌​‍‌‌​ ‌‌‌​​‍‌‌ ‌‍‍ ‌‍‌‌‌ ‍‌​‍‌‌​ ​ ‌​‌​​‍‌‌​ ​ ‌​‌​​‍‌‌​ ​‍​ ​‍​ ​ ​ ​‍​ ​‍​ ​ ​ ​‌‌‍‌‌​ ‌‌​ ‍‌​ ‌‍​ ‌ ​ ​​‌‍‌‍​‍‌‌​ ​‍​ ​‍​‍‌‌​ ‌‌‌​‌​​‍ ‍‌‍​ ‌‍‍​‌‍‍‌‌‍ ​‌‍‌​‌ ​‍‌‍‌‌‌‍ ‍​‍‌‌​ ‌‌‌​​‍‌‌ ‌‍‍ ‌‍‌‌‌ ‍‌​‍‌‌​ ​ ‌​‌​​‍‌‌​ ​ ‌​‌​​‍‌‌​ ​‍​ ​‍​ ‌‌​ ​‌​ ​​‌‍‌‌​ ​​‌‍‌‍‌‍‌‍​ ‌​​ ​​​ ​‌​ ‌‌​ ‍​​‍‌‌​ ​‍​ ​‍​‍‌‌​ ‌‌‌​‌​​‍ ‍‌ ‌​‌‍‌‌‌ ‍​‌ ‌​​ ‌‍​‍‌‍​‌‌ ​ ‌‍‌‌‌‌‌‌‌ ​‍‌‍ ​​ ‌‌‍‍​‌ ‌​‌ ‌​‌ ​​​‍‌‌​ ​ ‌​​‌​‍‌‌​ ​‍‌​‌‍​‍‌‌​ ​‍‌​‌‍‌‍ ​‌‍ ‌‍​ ‌‍​‌‌‍ ​‌‍‍​‌‍ ‌ ​ ‌ ‌​​‍‌‌​ ​ ‌​​‌​ ​ ​ ​ ​ ​ ​ ​ ​‍‌‍‌‍‍‌‌‍‌​​ ‌​ ‌​‌‍​‌​ ‌‍​ ​​​ ‌ ​ ​ ‌‍​ ‌‍​‌​‍ ‌‌‍​‍​ ‌​‌‍‌‌‌‍​ ​‍ ‌​ ‌​​ ‌‌‌‍‌​​ ​ ​‍ ‌​ ‍​​ ​‍​ ‌ ​ ​​​‍ ‌‌‍‌‌​ ​​​ ‍​‌‍‌‌‌‍‌‌‌‍​ ​ ‌​‌‍​‍​ ‌​​ ‌ ‌‍​‍‌‍‌​​‍‌‍‌ ‌​‌ ‍‌‌ ​​‌‍‌‌​ ‌‌‍ ‍‌‍‌‌‌ ‌ ‌ ​ ​‍‌‍‌ ​​‌‍​‌‌ ‌​‌‍‍​​ ‌‌ ​‍‌‍‍‌‌‍​ ‌‍‍​‌‌‌​‌‍‌‌‌ ‍​‌ ‌​​‍‌‌​ ‌‌‌​​‍‌‌ ‌‍‍ ‌‍‌‌‌ ‍‌​‍‌‌​ ​ ‌​‌​​‍‌‌​ ​ ‌​‌​​‍‌‌​ ​‍​ ​‍‌‍‌‍‌ ​‍​‍‌‌​ ​‍​ ​‍​‍‌‌​ ‌‌‌​‌​​‍ ‍‌ ‌‍‌‍​‌‌‍ ​‌ ‌‌‌‍‌‌​‍‌‌​ ‌‌‌​​‍‌‌ ‌‍‍ ‌‍‌‌‌ ‍‌​‍‌‌​ ​ ‌​‌​​‍‌‌​ ​ ‌​‌​​‍‌‌​ ​‍​ ​‍​ ​ ​ ​‍​ ​‍​ ​ ​ ​‌‌‍‌‌​ ‌‌​ ‍‌​ ‌‍​ ‌ ​ ​​‌‍‌‍​‍‌‌​ ​‍​ ​‍​‍‌‌​ ‌‌‌​‌​​‍ ‍‌‍​ ‌‍‍​‌‍‍‌‌‍ ​‌‍‌​‌ ​‍‌‍‌‌‌‍ ‍​‍‌‌​ ‌‌‌​​‍‌‌ ‌‍‍ ‌‍‌‌‌ ‍‌​‍‌‌​ ​ ‌​‌​​‍‌‌​ ​ ‌​‌​​‍‌‌​ ​‍​ ​‍​ ‌‌​ ​‌​ ​​‌‍‌‌​ ​​‌‍‌‍‌‍‌‍​ ‌​​ ​​​ ​‌​ ‌‌​ ‍​​‍‌‌​ ​‍​ ​‍​‍‌‌​ ‌‌‌​‌​​‍ ‍‌ ‌​‌‍‌‌‌ ‍​‌ ‌​​‍‌‍‌ ​​‌‍‌‌‌ ​‍‌ ​ ‌ ​​‌‍‌‌‌‍​ ‌ ‌​‌‍‍‌‌ ‌‍‌‍‌‌​ ‌‌ ​​‌ ‌‌‌‍​‍‌‍ ​‌‍‍‌‌ ​ ‌‍‍​‌‍‌‌‌‍‌​​‍​‍‌ ‌
infratest.ch​​​​‌ ‍ ​‍​‍‌‍ ‌ ​‍‌‍‍‌‌‍‌ ‌‍‍‌‌‍ ‍​‍​‍​ ‍‍​‍​‍‌ ​ ‌‍​‌‌‍ ‍‌‍‍‌‌ ‌​‌ ‍‌​‍ ‍‌‍‍‌‌‍ ​‍​‍​‍ ​​‍​‍‌‍‍​‌ ​‍‌‍‌‌‌‍‌‍​‍​‍​ ‍‍​‍​‍‌‍‍​‌ ‌​‌ ‌​‌ ​​​ ‍‍​‍ ​‍ ‌‍ ​‌‍ ‌‍​ ‌‍​‌‌‍ ​‌‍‍​‌‍ ‌ ​ ‌ ‌​​ ‍‍​ ​ ​ ​ ​ ​ ​ ​ ​‍ ‌‍‍‌‌‍ ‍‌ ‌​‌‍‌‌‌‍ ‍‌ ‌​​‍ ‌‍‌‌‌‍‌​‌‍‍‌‌ ‌​​‍ ‌‍ ‌‌‍ ‌‍‌​‌‍‌‌​ ‌‌ ​​‌ ​‍‌‍‌‌‌ ​ ‌‍‌‌‌‍ ‍‌ ‌​‌‍​‌‌ ‌​‌‍‍‌‌‍ ‌‍ ‍​ ‍ ‌‍‍‌‌‍‌​​ ‌​ ‌​‌‍​‌​ ‌‍​ ​​​ ‌ ​ ​ ‌‍​ ‌‍​‌​‍ ‌‌‍​‍​ ‌​‌‍‌‌‌‍​ ​‍ ‌​ ‌​​ ‌‌‌‍‌​​ ​ ​‍ ‌​ ‍​​ ​‍​ ‌ ​ ​​​‍ ‌‌‍‌‌​ ​​​ ‍​‌‍‌‌‌‍‌‌‌‍​ ​ ‌​‌‍​‍​ ‌​​ ‌ ‌‍​‍‌‍‌​​ ‍ ‌ ‌​‌ ‍‌‌ ​​‌‍‌‌​ ‌‌‍ ‍‌‍‌‌‌ ‌ ‌ ​ ​ ‍ ‌ ​​‌‍​‌‌ ‌​‌‍‍​​ ‌‌ ​‍‌‍‍‌‌‍​ ‌‍‍​‌‌‌​‌‍‌‌‌ ‍​‌ ‌​​‍‌‌​ ‌‌‌​​‍‌‌ ‌‍‍ ‌‍‌‌‌ ‍‌​‍‌‌​ ​ ‌​‌​​‍‌‌​ ​ ‌​‌​​‍‌‌​ ​‍​ ​‍‌‍‌‍‌ ​‍​‍‌‌​ ​‍​ ​‍​‍‌‌​ ‌‌‌​‌​​‍ ‍‌ ‌‍‌‍​‌‌‍ ​‌ ‌‌‌‍‌‌​‍‌‌​ ‌‌‌​​‍‌‌ ‌‍‍ ‌‍‌‌‌ ‍‌​‍‌‌​ ​ ‌​‌​​‍‌‌​ ​ ‌​‌​​‍‌‌​ ​‍​ ​‍​ ​ ​ ​‍​ ​‍​ ​ ​ ​‌‌‍‌‌​ ‌‌​ ‍‌​ ‌‍​ ‌ ​ ​​‌‍‌‍​‍‌‌​ ​‍​ ​‍​‍‌‌​ ‌‌‌​‌​​‍ ‍‌‍​ ‌‍‍​‌‍‍‌‌‍ ​‌‍‌​‌ ​‍‌‍‌‌‌‍ ‍​‍‌‌​ ‌‌‌​​‍‌‌ ‌‍‍ ‌‍‌‌‌ ‍‌​‍‌‌​ ​ ‌​‌​​‍‌‌​ ​ ‌​‌​​‍‌‌​ ​‍​ ​‍​ ​​‌‍​‌‌‍​‌‌‍​‍‌‍​ ​ ‍​​ ‌‌​ ‌‍‌‍​‍‌‍​ ​ ​​‌‍‌‌​‍‌‌​ ​‍​ ​‍​‍‌‌​ ‌‌‌​‌​​‍ ‍‌ ‌​‌‍‌‌‌ ‍​‌ ‌​​ ‌‍​‍‌‍​‌‌ ​ ‌‍‌‌‌‌‌‌‌ ​‍‌‍ ​​ ‌‌‍‍​‌ ‌​‌ ‌​‌ ​​​‍‌‌​ ​ ‌​​‌​‍‌‌​ ​‍‌​‌‍​‍‌‌​ ​‍‌​‌‍‌‍ ​‌‍ ‌‍​ ‌‍​‌‌‍ ​‌‍‍​‌‍ ‌ ​ ‌ ‌​​‍‌‌​ ​ ‌​​‌​ ​ ​ ​ ​ ​ ​ ​ ​‍‌‍‌‍‍‌‌‍‌​​ ‌​ ‌​‌‍​‌​ ‌‍​ ​​​ ‌ ​ ​ ‌‍​ ‌‍​‌​‍ ‌‌‍​‍​ ‌​‌‍‌‌‌‍​ ​‍ ‌​ ‌​​ ‌‌‌‍‌​​ ​ ​‍ ‌​ ‍​​ ​‍​ ‌ ​ ​​​‍ ‌‌‍‌‌​ ​​​ ‍​‌‍‌‌‌‍‌‌‌‍​ ​ ‌​‌‍​‍​ ‌​​ ‌ ‌‍​‍‌‍‌​​‍‌‍‌ ‌​‌ ‍‌‌ ​​‌‍‌‌​ ‌‌‍ ‍‌‍‌‌‌ ‌ ‌ ​ ​‍‌‍‌ ​​‌‍​‌‌ ‌​‌‍‍​​ ‌‌ ​‍‌‍‍‌‌‍​ ‌‍‍​‌‌‌​‌‍‌‌‌ ‍​‌ ‌​​‍‌‌​ ‌‌‌​​‍‌‌ ‌‍‍ ‌‍‌‌‌ ‍‌​‍‌‌​ ​ ‌​‌​​‍‌‌​ ​ ‌​‌​​‍‌‌​ ​‍​ ​‍‌‍‌‍‌ ​‍​‍‌‌​ ​‍​ ​‍​‍‌‌​ ‌‌‌​‌​​‍ ‍‌ ‌‍‌‍​‌‌‍ ​‌ ‌‌‌‍‌‌​‍‌‌​ ‌‌‌​​‍‌‌ ‌‍‍ ‌‍‌‌‌ ‍‌​‍‌‌​ ​ ‌​‌​​‍‌‌​ ​ ‌​‌​​‍‌‌​ ​‍​ ​‍​ ​ ​ ​‍​ ​‍​ ​ ​ ​‌‌‍‌‌​ ‌‌​ ‍‌​ ‌‍​ ‌ ​ ​​‌‍‌‍​‍‌‌​ ​‍​ ​‍​‍‌‌​ ‌‌‌​‌​​‍ ‍‌‍​ ‌‍‍​‌‍‍‌‌‍ ​‌‍‌​‌ ​‍‌‍‌‌‌‍ ‍​‍‌‌​ ‌‌‌​​‍‌‌ ‌‍‍ ‌‍‌‌‌ ‍‌​‍‌‌​ ​ ‌​‌​​‍‌‌​ ​ ‌​‌​​‍‌‌​ ​‍​ ​‍​ ​​‌‍​‌‌‍​‌‌‍​‍‌‍​ ​ ‍​​ ‌‌​ ‌‍‌‍​‍‌‍​ ​ ​​‌‍‌‌​‍‌‌​ ​‍​ ​‍​‍‌‌​ ‌‌‌​‌​​‍ ‍‌ ‌​‌‍‌‌‌ ‍​‌ ‌​​‍‌‍‌ ​​‌‍‌‌‌ ​‍‌ ​ ‌ ​​‌‍‌‌‌‍​ ‌ ‌​‌‍‍‌‌ ‌‍‌‍‌‌​ ‌‌ ​​‌ ‌‌‌‍​‍‌‍ ​‌‍‍‌‌ ​ ‌‍‍​‌‍‌‌‌‍‌​​‍​‍‌ ‌
Un grand merci à notre équipe DesignBuild composée de
Christoph Stalder (designer) et Matthias Albrecht
(constructeur), qui ont pris en charge la conception et la
mise en œuvre de notre nouvelle présence en ligne.​​​​‌ ‍ ​‍​‍‌‍ ‌ ​‍‌‍‍‌‌‍‌ ‌‍‍‌‌‍ ‍​‍​‍​ ‍‍​‍​‍‌ ​ ‌‍​‌‌‍ ‍‌‍‍‌‌ ‌​‌ ‍‌​‍ ‍‌‍‍‌‌‍ ​‍​‍​‍ ​​‍​‍‌‍‍​‌ ​‍‌‍‌‌‌‍‌‍​‍​‍​ ‍‍​‍​‍‌‍‍​‌ ‌​‌ ‌​‌ ​​​ ‍‍​‍ ​‍ ‌‍ ​‌‍ ‌‍​ ‌‍​‌‌‍ ​‌‍‍​‌‍ ‌ ​ ‌ ‌​​ ‍‍​ ​ ​ ​ ​ ​ ​ ​ ​‍ ‌‍‍‌‌‍ ‍‌ ‌​‌‍‌‌‌‍ ‍‌ ‌​​‍ ‌‍‌‌‌‍‌​‌‍‍‌‌ ‌​​‍ ‌‍ ‌‌‍ ‌‍‌​‌‍‌‌​ ‌‌ ​​‌ ​‍‌‍‌‌‌ ​ ‌‍‌‌‌‍ ‍‌ ‌​‌‍​‌‌ ‌​‌‍‍‌‌‍ ‌‍ ‍​ ‍ ‌‍‍‌‌‍‌​​ ‌​ ‌​‌‍​‌​ ‌‍​ ​​​ ‌ ​ ​ ‌‍​ ‌‍​‌​‍ ‌‌‍​‍​ ‌​‌‍‌‌‌‍​ ​‍ ‌​ ‌​​ ‌‌‌‍‌​​ ​ ​‍ ‌​ ‍​​ ​‍​ ‌ ​ ​​​‍ ‌‌‍‌‌​ ​​​ ‍​‌‍‌‌‌‍‌‌‌‍​ ​ ‌​‌‍​‍​ ‌​​ ‌ ‌‍​‍‌‍‌​​ ‍ ‌ ‌​‌ ‍‌‌ ​​‌‍‌‌​ ‌‌‍ ‍‌‍‌‌‌ ‌ ‌ ​ ​ ‍ ‌ ​​‌‍​‌‌ ‌​‌‍‍​​ ‌‌ ​‍‌‍‍‌‌‍​ ‌‍‍​‌‌‌​‌‍‌‌‌ ‍​‌ ‌​​‍‌‌​ ‌‌‌​​‍‌‌ ‌‍‍ ‌‍‌‌‌ ‍‌​‍‌‌​ ​ ‌​‌​​‍‌‌​ ​ ‌​‌​​‍‌‌​ ​‍​ ​‍‌‍‌‍‌ ​‍​‍‌‌​ ​‍​ ​‍​‍‌‌​ ‌‌‌​‌​​‍ ‍‌ ‌‍‌‍​‌‌‍ ​‌ ‌‌‌‍‌‌​‍‌‌​ ‌‌‌​​‍‌‌ ‌‍‍ ‌‍‌‌‌ ‍‌​‍‌‌​ ​ ‌​‌​​‍‌‌​ ​ ‌​‌​​‍‌‌​ ​‍​ ​‍​ ‌‌​ ‌ ​ ‌‍‌‍‌‍​ ‍​‌‍‌‍‌‍​‍‌‍‌​​ ​​‌‍‌‍​ ​ ​ ​‌​‍‌‌​ ​‍​ ​‍​‍‌‌​ ‌‌‌​‌​​‍ ‍‌‍​ ‌‍‍​‌‍‍‌‌‍ ​‌‍‌​‌ ​‍‌‍‌‌‌‍ ‍​‍‌‌​ ‌‌‌​​‍‌‌ ‌‍‍ ‌‍‌‌‌ ‍‌​‍‌‌​ ​ ‌​‌​​‍‌‌​ ​ ‌​‌​​‍‌‌​ ​‍​ ​‍​ ‌‍‌‍‌‌​ ​ ​ ​‍​ ‌​‌‍​‌​ ‌​​ ​‍​ ‍‌​ ‌ ​ ‌‌​ ‌ ​‍‌‌​ ​‍​ ​‍​‍‌‌​ ‌‌‌​‌​​‍ ‍‌ ‌​‌‍‌‌‌ ‍​‌ ‌​​ ‌‍​‍‌‍​‌‌ ​ ‌‍‌‌‌‌‌‌‌ ​‍‌‍ ​​ ‌‌‍‍​‌ ‌​‌ ‌​‌ ​​​‍‌‌​ ​ ‌​​‌​‍‌‌​ ​‍‌​‌‍​‍‌‌​ ​‍‌​‌‍‌‍ ​‌‍ ‌‍​ ‌‍​‌‌‍ ​‌‍‍​‌‍ ‌ ​ ‌ ‌​​‍‌‌​ ​ ‌​​‌​ ​ ​ ​ ​ ​ ​ ​ ​‍‌‍‌‍‍‌‌‍‌​​ ‌​ ‌​‌‍​‌​ ‌‍​ ​​​ ‌ ​ ​ ‌‍​ ‌‍​‌​‍ ‌‌‍​‍​ ‌​‌‍‌‌‌‍​ ​‍ ‌​ ‌​​ ‌‌‌‍‌​​ ​ ​‍ ‌​ ‍​​ ​‍​ ‌ ​ ​​​‍ ‌‌‍‌‌​ ​​​ ‍​‌‍‌‌‌‍‌‌‌‍​ ​ ‌​‌‍​‍​ ‌​​ ‌ ‌‍​‍‌‍‌​​‍‌‍‌ ‌​‌ ‍‌‌ ​​‌‍‌‌​ ‌‌‍ ‍‌‍‌‌‌ ‌ ‌ ​ ​‍‌‍‌ ​​‌‍​‌‌ ‌​‌‍‍​​ ‌‌ ​‍‌‍‍‌‌‍​ ‌‍‍​‌‌‌​‌‍‌‌‌ ‍​‌ ‌​​‍‌‌​ ‌‌‌​​‍‌‌ ‌‍‍ ‌‍‌‌‌ ‍‌​‍‌‌​ ​ ‌​‌​​‍‌‌​ ​ ‌​‌​​‍‌‌​ ​‍​ ​‍‌‍‌‍‌ ​‍​‍‌‌​ ​‍​ ​‍​‍‌‌​ ‌‌‌​‌​​‍ ‍‌ ‌‍‌‍​‌‌‍ ​‌ ‌‌‌‍‌‌​‍‌‌​ ‌‌‌​​‍‌‌ ‌‍‍ ‌‍‌‌‌ ‍‌​‍‌‌​ ​ ‌​‌​​‍‌‌​ ​ ‌​‌​​‍‌‌​ ​‍​ ​‍​ ‌‌​ ‌ ​ ‌‍‌‍‌‍​ ‍​‌‍‌‍‌‍​‍‌‍‌​​ ​​‌‍‌‍​ ​ ​ ​‌​‍‌‌​ ​‍​ ​‍​‍‌‌​ ‌‌‌​‌​​‍ ‍‌‍​ ‌‍‍​‌‍‍‌‌‍ ​‌‍‌​‌ ​‍‌‍‌‌‌‍ ‍​‍‌‌​ ‌‌‌​​‍‌‌ ‌‍‍ ‌‍‌‌‌ ‍‌​‍‌‌​ ​ ‌​‌​​‍‌‌​ ​ ‌​‌​​‍‌‌​ ​‍​ ​‍​ ‌‍‌‍‌‌​ ​ ​ ​‍​ ‌​‌‍​‌​ ‌​​ ​‍​ ‍‌​ ‌ ​ ‌‌​ ‌ ​‍‌‌​ ​‍​ ​‍​‍‌‌​ ‌‌‌​‌​​‍ ‍‌ ‌​‌‍‌‌‌ ‍​‌ ‌​​‍‌‍‌ ​​‌‍‌‌‌ ​‍‌ ​ ‌ ​​‌‍‌‌‌‍​ ‌ ‌​‌‍‍‌‌ ‌‍‌‍‌‌​ ‌‌ ​​‌ ‌‌‌‍​‍‌‍ ​‌‍‍‌‌ ​ ‌‍‍​‌‍‌‌‌‍‌​​‍​‍‌ ‌